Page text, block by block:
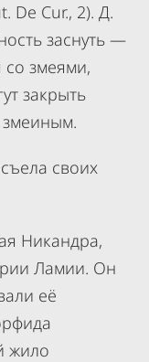
De Cur., 2). Д.
заснуть —
со змеями,
закрыть
змеиным.
своих
Никандра,
Ламии. Он
её
жило